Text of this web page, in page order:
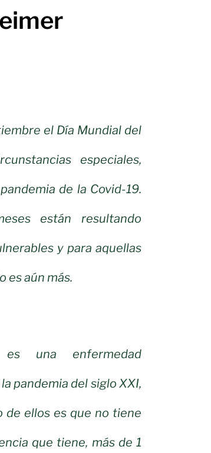
el Día Mundial del
especiales,
de la Covid-19.
están resultando
y para aquellas
es aún más.
una enfermedad
pandemia del siglo XXI,
de ellos es que no tiene
que tiene, más de 1